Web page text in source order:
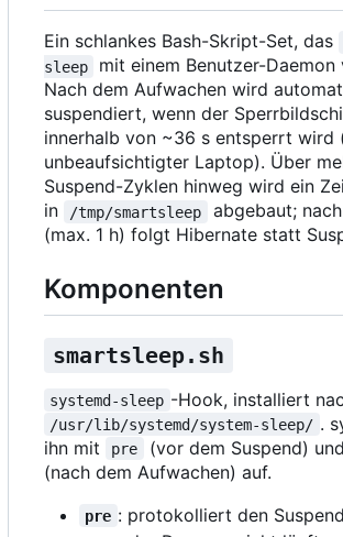
Ein schlankes Bash-Skript-Set, das
sleep
mit einem Benutzer-Daemon
Nach dem Aufwachen wird
suspendiert, wenn der
innerhalb von ~36 s entsperrt wird
unbeaufsichtigter Laptop). Über
Suspend-Zyklen hinweg wird ein
in
/tmp/smartsleep
abgebaut;
(max. 1 h) folgt Hibernate statt
Komponenten
smartsleep.sh
systemd-sleep -Hook, installiert
/usr/lib/systemd/system-sleep/ .
ihn mit
pre (vor dem Suspend) und
(nach dem Aufwachen) auf.
pre : protokolliert den